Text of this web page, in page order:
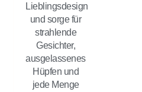
Lieblingsdesign
und sorge für
strahlende
Gesichter,
ausgelassenes
Hüpfen und
jede Menge